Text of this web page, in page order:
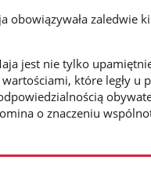
obowiązywała zaledwie
jest nie tylko
które legły u
o znaczeniu